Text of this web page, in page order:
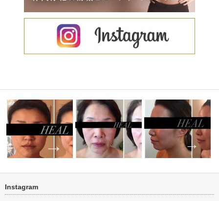
生プロブライダル『小顔・リフト・く★オーダーメイドトリートメンブライダルエステ オー
Instagram